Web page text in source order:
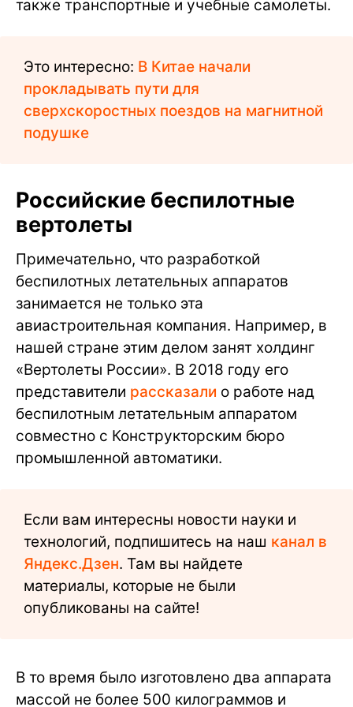
также транспортные и учебные самолеты.
Это интересно: В Китае начали
прокладывать пути для
сверхскоростных поездов на магнитной
подушке
Российские беспилотные
вертолеты
Примечательно, что разработкой
беспилотных летательных аппаратов
занимается не только эта
авиастроительная компания. Например, в
нашей стране этим делом занят холдинг
«Вертолеты России». В 2018 году его
представители рассказали о работе над
беспилотным летательным аппаратом
совместно с Конструкторским бюро
промышленной автоматики.
Если вам интересны новости науки и
технологий, подпишитесь на наш канал в
Яндекс.Дзен. Там вы найдете
материалы, которые не были
опубликованы на сайте!
В то время было изготовлено два аппарата
массой не более 500 килограммов и